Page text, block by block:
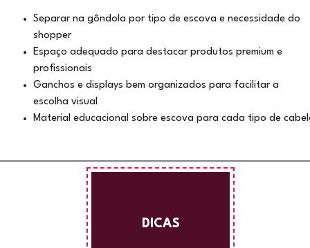
Separar na gôndola por tipo de escova e necessidade do
shopper
Espaço adequado para destacar produtos premium e
profissionais
Ganchos e displays bem organizados para facilitar a
escolha visual
Material educacional sobre escova para cada tipo de
DICAS